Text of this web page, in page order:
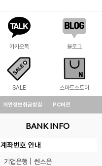
카카오톡 블로그
SALE 스마트스토어
개인정보취급방침 PC버전
BANK INFO
계좌번호 안내
기업은행 | 쎈스온